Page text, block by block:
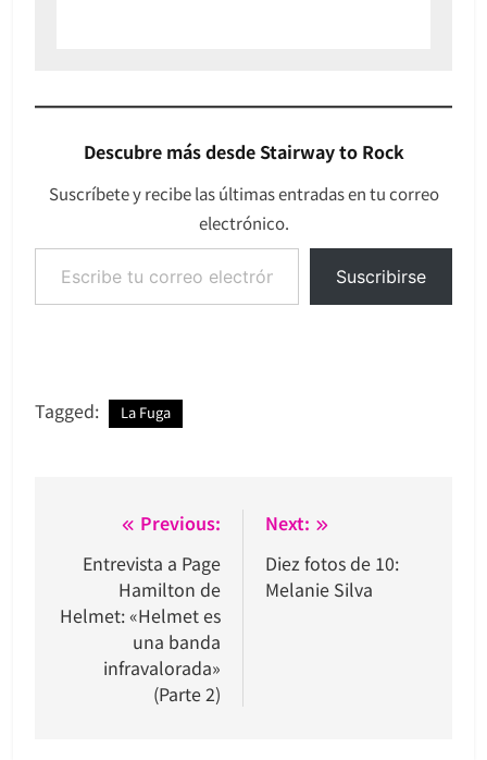
Descubre más desde Stairway to Rock
Suscríbete y recibe las últimas entradas en tu correo
electrónico.
Escribe tu correo electrónico…
Suscribirse
Tagged: La Fuga
Navegación
de
entradas
Previous:
Entrevista a Page
Hamilton de
Helmet: «Helmet es
una banda
infravalorada»
(Parte 2)
Next:
Diez fotos de 10:
Melanie Silva